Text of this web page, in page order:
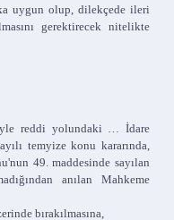
uygun olup, dilekçede ileri
gerektirecek nitelikte
reddi yolundaki … İdare
temyize konu kararında,
49. maddesinde sayılan
anılan Mahkeme
bırakılmasına,